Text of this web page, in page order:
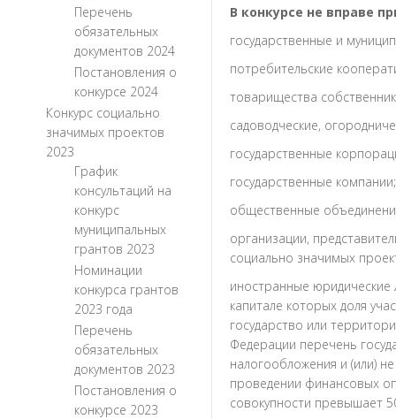
Перечень
обязательных
документов 2024
Постановления о
конкурсе 2024
Конкурс социально
значимых проектов
2023
График
консультаций на
конкурс
муниципальных
грантов 2023
Номинации
конкурса грантов
2023 года
Перечень
обязательных
документов 2023
Постановления о
конкурсе 2023
В конкурсе не вправе
государственные и
потребительские
товарищества
садоводческие,
государственные
государственные компании;
общественные
организации,
социально значимых
иностранные юридические
капитале которых доля
государство или
Федерации перечень
налогообложения и (или)
проведении финансовых
совокупности превышает